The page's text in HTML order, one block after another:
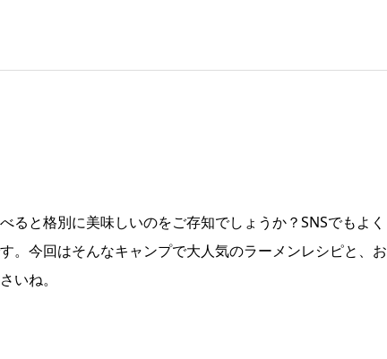
と格別に美味しいのをご存知でしょうか？SNSでもよく
。今回はそんなキャンプで大人気のラーメンレシピと、お
いね。